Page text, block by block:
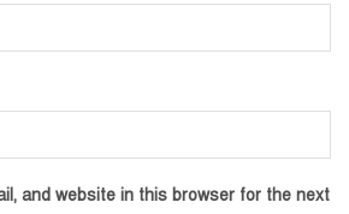
and website in this browser for the next